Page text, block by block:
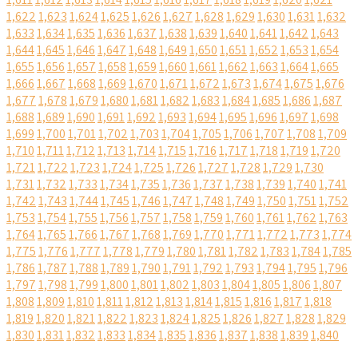
1,6221,6231,6241,6251,6261,6271,6281,6291,6301,6311,632
1,6331,6341,6351,6361,6371,6381,6391,6401,6411,6421,643
1,6441,6451,6461,6471,6481,6491,6501,6511,6521,6531,654
1,6551,6561,6571,6581,6591,6601,6611,6621,6631,6641,665
1,6661,6671,6681,6691,6701,6711,6721,6731,6741,6751,676
1,6771,6781,6791,6801,6811,6821,6831,6841,6851,6861,687
1,6881,6891,6901,6911,6921,6931,6941,6951,6961,6971,698
1,6991,7001,7011,7021,7031,7041,7051,7061,7071,7081,709
1,7101,7111,7121,7131,7141,7151,7161,7171,7181,7191,720
1,7211,7221,7231,7241,7251,7261,7271,7281,7291,730
1,7311,7321,7331,7341,7351,7361,7371,7381,7391,7401,741
1,7421,7431,7441,7451,7461,7471,7481,7491,7501,7511,752
1,7531,7541,7551,7561,7571,7581,7591,7601,7611,7621,763
1,7641,7651,7661,7671,7681,7691,7701,7711,7721,7731,774
1,7751,7761,7771,7781,7791,7801,7811,7821,7831,7841,785
1,7861,7871,7881,7891,7901,7911,7921,7931,7941,7951,796
1,7971,7981,7991,8001,8011,8021,8031,8041,8051,8061,807
1,8081,8091,8101,8111,8121,8131,8141,8151,8161,8171,818
1,8191,8201,8211,8221,8231,8241,8251,8261,8271,8281,829
1,8301,8311,8321,8331,8341,8351,8361,8371,8381,8391,840